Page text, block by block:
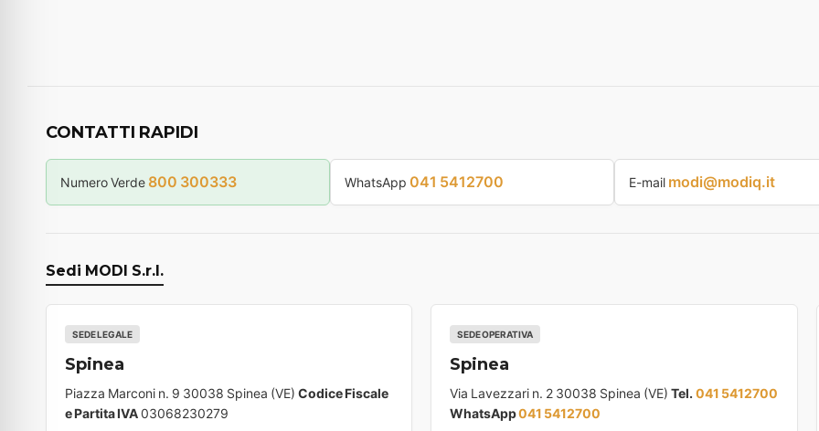
CONTATTI RAPIDI
Numero Verde 800 300333 WhatsApp 041 5412700 E-mail modi@modiq.it
Sedi MODI S.r.l.
SEDE LEGALE
Spinea
Piazza Marconi n. 9 30038 Spinea (VE) Codice Fiscale
e Partita IVA03068230279
SEDE OPERATIVA
Spinea
Via Lavezzari n. 2 30038 Spinea (VE)Tel. 041 5412700
WhatsApp041 5412700